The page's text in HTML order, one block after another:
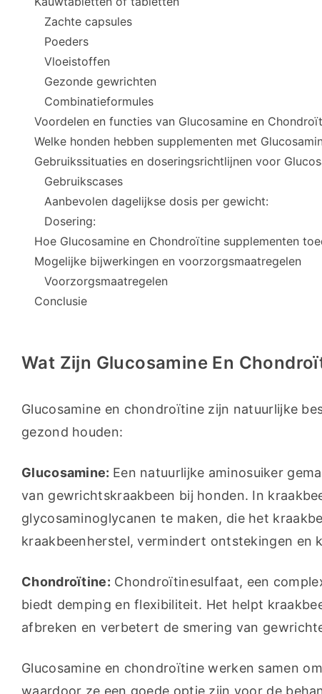
Zachte capsules
Poeders
Vloeistoffen
Gezonde gewrichten
Combinatieformules
Voordelen en functies van Glucosamine en
Welke honden hebben supplementen met
Gebruikssituaties en doseringsrichtlijnen voor
Gebruikscases
Aanbevolen dagelijkse dosis per gewicht:
Dosering:
Hoe Glucosamine en Chondroïtine supplementen
Mogelijke bijwerkingen en voorzorgsmaatregelen
Voorzorgsmaatregelen
Conclusie
Wat Zijn Glucosamine En
Glucosamine en chondroïtine zijn natuurlijke
gezond houden:
Glucosamine: Een natuurlijke aminosuiker
van gewrichtskraakbeen bij honden. In
glycosaminoglycanen te maken, die het
kraakbeenherstel, vermindert ontstekingen en
Chondroïtine: Chondroïtinesulfaat, een
biedt demping en flexibiliteit. Het helpt
afbreken en verbetert de smering van
Glucosamine en chondroïtine werken samen
waardoor ze een goede optie zijn voor de